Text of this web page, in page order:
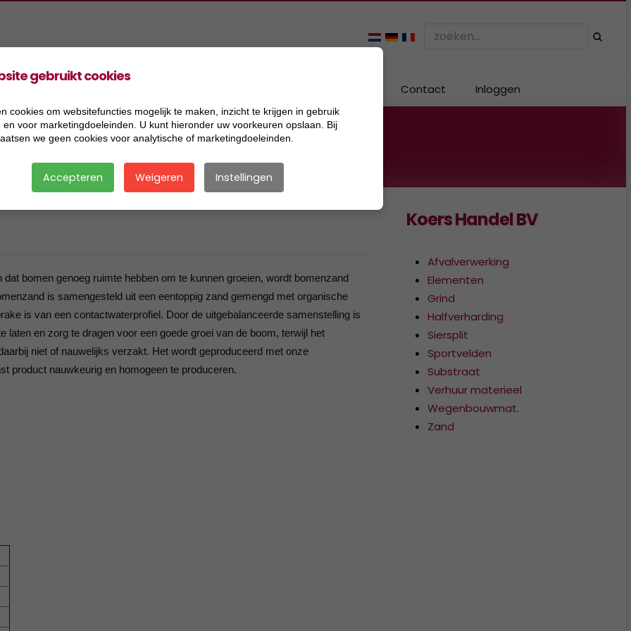
Aannemingen BV
Handel BV
Research BV
Transport BV
2026
2025
2024
2023
2020
2019
2018
2017
Acceptatiecriteria
Algemene voorwaarden
Certificaat BRL 2506
Certificaat BRL 9321
Certificaat VCA
Disclaimer
ISO 9001 Certificaat - K.K.S.
Beheer B.V.
Contact Inloggen
bomen genoeg ruimte hebben om te kunnen groeien, wordt bomenzand
is samengesteld uit een eentoppig zand gemengd met organische
is van een contactwaterprofiel. Door de uitgebalanceerde samenstelling is
en zorg te dragen voor een goede groei van de boom, terwijl het
niet of nauwelijks verzakt. Het wordt geproduceerd met onze
product nauwkeurig en homogeen te produceren.
Koers Handel BV
Afvalverwerking
Elementen
Grind
Halfverharding
Siersplit
Sportvelden
Substraat
Verhuur materieel
Wegenbouwmat.
Zand
gebruikt cookies
cookies om websitefuncties mogelijk te maken, inzicht te krijgen in gebruik
en voor marketingdoeleinden. U kunt hieronder uw voorkeuren opslaan. Bij
we geen cookies voor analytische of marketingdoeleinden.
Accepteren Weigeren Instellingen